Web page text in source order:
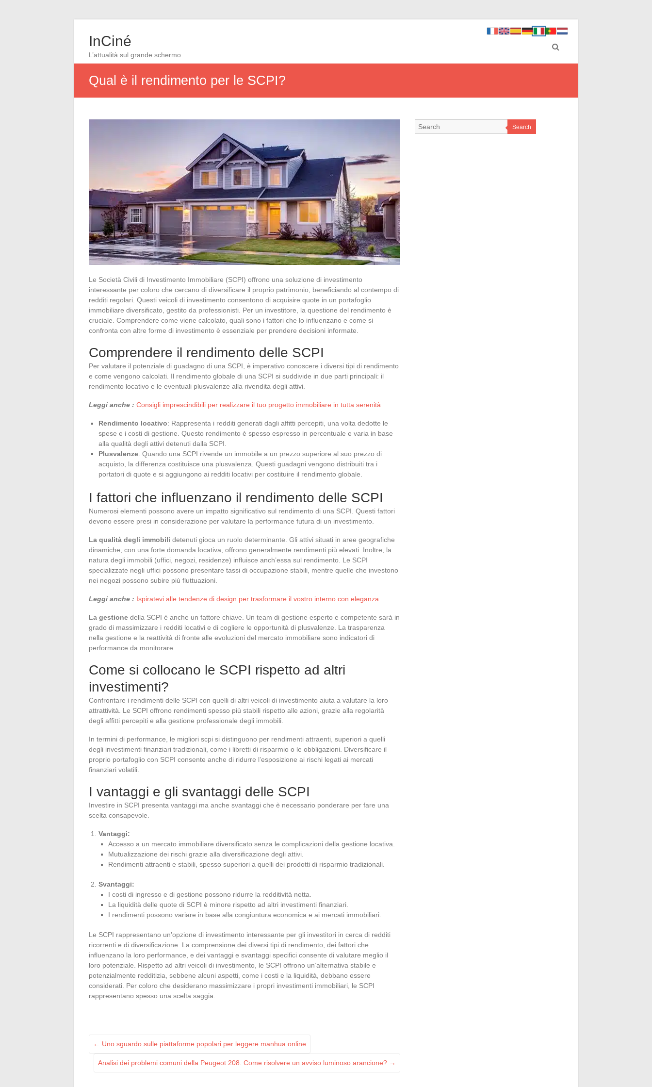
InCiné
L’attualità sul grande schermo
Qual è il rendimento per le SCPI?
Le Società Civili di Investimento Immobiliare (SCPI) offrono una soluzione di investimento
interessante per coloro che cercano di diversificare il proprio patrimonio, beneficiando al contempo di
redditi regolari. Questi veicoli di investimento consentono di acquisire quote in un portafoglio
immobiliare diversificato, gestito da professionisti. Per un investitore, la questione del rendimento è
cruciale. Comprendere come viene calcolato, quali sono i fattori che lo influenzano e come si
confronta con altre forme di investimento è essenziale per prendere decisioni informate.
Comprendere il rendimento delle SCPI
Per valutare il potenziale di guadagno di una SCPI, è imperativo conoscere i diversi tipi di rendimento
e come vengono calcolati. Il rendimento globale di una SCPI si suddivide in due parti principali: il
rendimento locativo e le eventuali plusvalenze alla rivendita degli attivi.
Leggi anche : Consigli imprescindibili per realizzare il tuo progetto immobiliare in tutta serenità
Rendimento locativo: Rappresenta i redditi generati dagli affitti percepiti, una volta dedotte le
spese e i costi di gestione. Questo rendimento è spesso espresso in percentuale e varia in base
alla qualità degli attivi detenuti dalla SCPI.
Plusvalenze: Quando una SCPI rivende un immobile a un prezzo superiore al suo prezzo di
acquisto, la differenza costituisce una plusvalenza. Questi guadagni vengono distribuiti tra i
portatori di quote e si aggiungono ai redditi locativi per costituire il rendimento globale.
I fattori che influenzano il rendimento delle SCPI
Numerosi elementi possono avere un impatto significativo sul rendimento di una SCPI. Questi fattori
devono essere presi in considerazione per valutare la performance futura di un investimento.
La qualità degli immobili detenuti gioca un ruolo determinante. Gli attivi situati in aree geografiche
dinamiche, con una forte domanda locativa, offrono generalmente rendimenti più elevati. Inoltre, la
natura degli immobili (uffici, negozi, residenze) influisce anch’essa sul rendimento. Le SCPI
specializzate negli uffici possono presentare tassi di occupazione stabili, mentre quelle che investono
nei negozi possono subire più fluttuazioni.
Leggi anche : Ispiratevi alle tendenze di design per trasformare il vostro interno con eleganza
La gestione della SCPI è anche un fattore chiave. Un team di gestione esperto e competente sarà in
grado di massimizzare i redditi locativi e di cogliere le opportunità di plusvalenze. La trasparenza
nella gestione e la reattività di fronte alle evoluzioni del mercato immobiliare sono indicatori di
performance da monitorare.
Come si collocano le SCPI rispetto ad altri
investimenti?
Confrontare i rendimenti delle SCPI con quelli di altri veicoli di investimento aiuta a valutare la loro
attrattività. Le SCPI offrono rendimenti spesso più stabili rispetto alle azioni, grazie alla regolarità
degli affitti percepiti e alla gestione professionale degli immobili.
In termini di performance, le migliori scpi si distinguono per rendimenti attraenti, superiori a quelli
degli investimenti finanziari tradizionali, come i libretti di risparmio o le obbligazioni. Diversificare il
proprio portafoglio con SCPI consente anche di ridurre l’esposizione ai rischi legati ai mercati
finanziari volatili.
I vantaggi e gli svantaggi delle SCPI
Investire in SCPI presenta vantaggi ma anche svantaggi che è necessario ponderare per fare una
scelta consapevole.
Vantaggi:
Accesso a un mercato immobiliare diversificato senza le complicazioni della gestione locativa.
Mutualizzazione dei rischi grazie alla diversificazione degli attivi.
Rendimenti attraenti e stabili, spesso superiori a quelli dei prodotti di risparmio tradizionali.
Svantaggi:
I costi di ingresso e di gestione possono ridurre la redditività netta.
La liquidità delle quote di SCPI è minore rispetto ad altri investimenti finanziari.
I rendimenti possono variare in base alla congiuntura economica e ai mercati immobiliari.
Le SCPI rappresentano un’opzione di investimento interessante per gli investitori in cerca di redditi
ricorrenti e di diversificazione. La comprensione dei diversi tipi di rendimento, dei fattori che
influenzano la loro performance, e dei vantaggi e svantaggi specifici consente di valutare meglio il
loro potenziale. Rispetto ad altri veicoli di investimento, le SCPI offrono un’alternativa stabile e
potenzialmente redditizia, sebbene alcuni aspetti, come i costi e la liquidità, debbano essere
considerati. Per coloro che desiderano massimizzare i propri investimenti immobiliari, le SCPI
rappresentano spesso una scelta saggia.
← Uno sguardo sulle piattaforme popolari per leggere manhua online
Analisi dei problemi comuni della Peugeot 208: Come risolvere un avviso luminoso arancione? →
Search